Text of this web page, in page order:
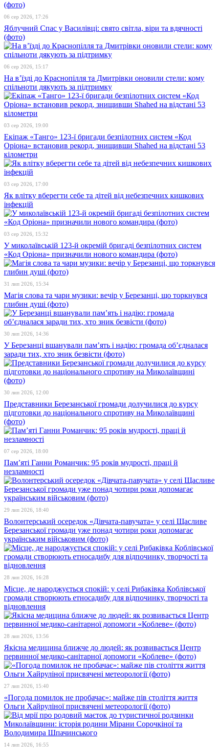
06 сер 2026, 17:26
Яблучний Спас у Василівці: свято світла, віри та вдячності
(фото)
06 сер 2026, 15:17
На в’їзді до Краснопілля та Дмитрівки оновили стели: кому
спільноти дякують за підтримку
03 сер 2026, 19:00
Екіпаж «Танго» 123-ї бригади безпілотних систем «Код
Оріона» встановив рекорд, знищивши Shahed на відстані 53
кілометри
03 сер 2026, 17:00
Як влітку вберегти себе та дітей від небезпечних кишкових
інфекцій
03 сер 2026, 15:32
У миколаївській 123-й окремій бригаді безпілотних систем
«Код Оріона» призначили нового командира (фото)
31 лип 2026, 15:34
Магія слова та чари музики: вечір у Березанці, що торкнувся
глибин душі (фото)
30 лип 2026, 14:36
У Березанці вшанували пам’ять і надію: громада об’єдналася
заради тих, хто зник безвісти (фото)
30 лип 2026, 12:00
Представники Березанської громади долучилися до курсу
підготовки до національного спротиву на Миколаївщині
(фото)
07 сер 2026, 18:00
Пам’яті Ганни Романчик: 95 років мудрості, праці й
незламності
29 лип 2026, 18:40
Волонтерський осередок «Дівчата-павучата» у селі Щасливе
Березанської громади уже понад чотири роки допомагає
українським військовим (фото)
28 лип 2026, 16:28
Місце, де народжується спокій: у селі Рибаківка Коблівської
громади створюють етносадибу для відпочинку, творчості та
відновлення
28 лип 2026, 13:56
Якісна медицина ближче до людей: як розвивається Центр
первинної медико-санітарної допомоги «Коблеве» (фото)
27 лип 2026, 15:40
«Погода помилок не пробачає»: майже пів століття життя
Ольги Хайруліної присвячені метеорології (фото)
14 лип 2026, 16:55